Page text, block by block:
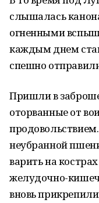
слышалась
огненными
каждым днем
спешно
Пришли в
оторванные от
неубранной
варить на
желудочно-
вновь